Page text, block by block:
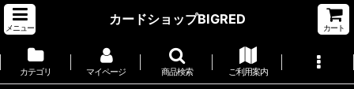
メニュー
カードショップBIGRED
カート
カテゴリ マイページ 商品検索 ご利用案内